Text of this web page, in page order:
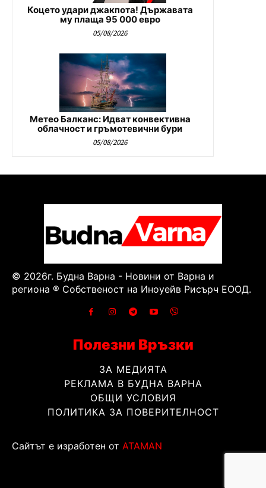
Коцето удари джакпота! Държавата
му плаща 95 000 евро
05/08/2026
Метео Балканс: Идват конвективна
облачност и гръмотевични бури
05/08/2026
© 2026г. Будна Варна - Новини от Варна и
региона ® Собственост на Иноуейв Рисърч ЕООД.
Полезни Връзки
ЗА МЕДИЯТА
РЕКЛАМА В БУДНА ВАРНА
ОБЩИ УСЛОВИЯ
ПОЛИТИКА ЗА ПОВЕРИТЕЛНОСТ
Сайтът е изработен от ATAMAN